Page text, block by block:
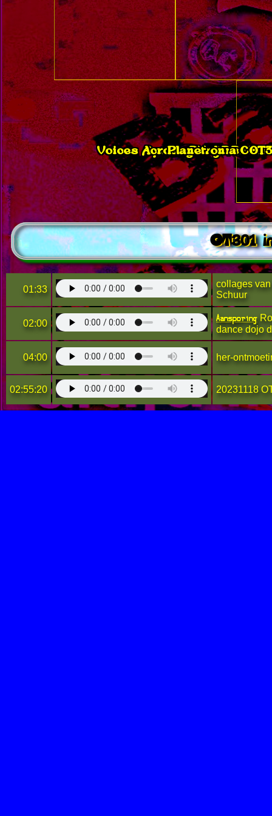
Opening Vrije
Voices Across Borders /
Planet on a
OT301
01:33
collages
Schuur
02:00 Aansporing
dance dojo
04:00 her-
02:55:20 20231118